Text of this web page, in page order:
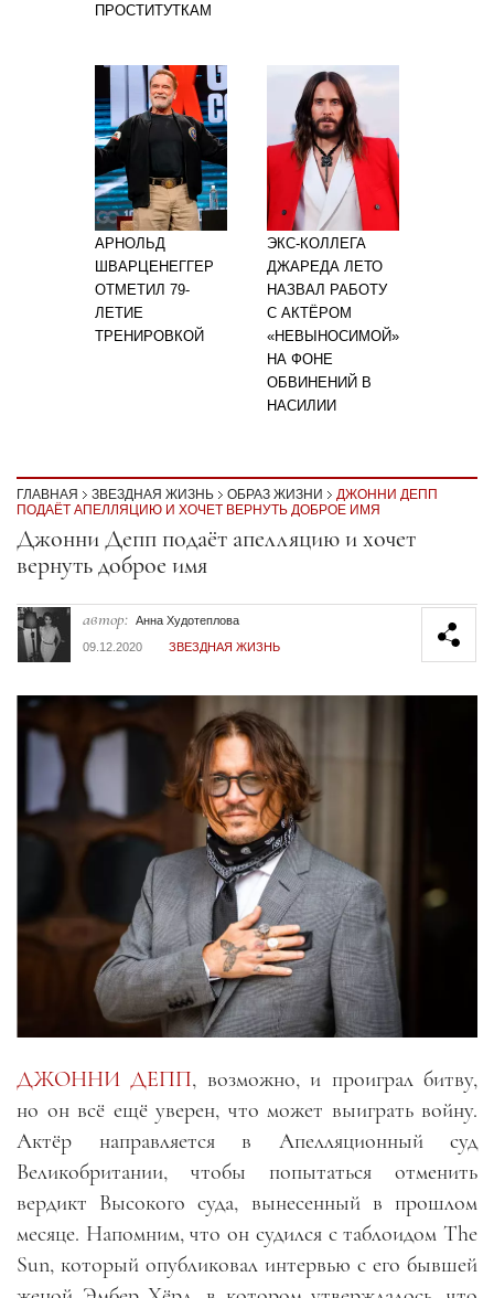
ПРОСТИТУТКАМ
АРНОЛЬД
ШВАРЦЕНЕГГЕР
ОТМЕТИЛ 79-
ЛЕТИЕ
ТРЕНИРОВКОЙ
ЭКС-КОЛЛЕГА
ДЖАРЕДА ЛЕТО
НАЗВАЛ РАБОТУ
С АКТЁРОМ
«НЕВЫНОСИМОЙ»
НА ФОНЕ
ОБВИНЕНИЙ В
НАСИЛИИ
ГЛАВНАЯ ЗВЕЗДНАЯ ЖИЗНЬ ОБРАЗ ЖИЗНИ
ДЖОННИ ДЕПП
ПОДАЁТ АПЕЛЛЯЦИЮ И ХОЧЕТ ВЕРНУТЬ ДОБРОЕ ИМЯ
Секция статей
Джонни Депп подаёт апелляцию и хочет
вернуть доброе имя
автор: Анна Худотеплова
09.12.2020
ЗВЕЗДНАЯ ЖИЗНЬ
ДЖОННИ ДЕПП, возможно, и проиграл битву,
но он всё ещё уверен, что может выиграть войну.
Актёр направляется в Апелляционный суд
Великобритании, чтобы попытаться отменить
вердикт Высокого суда, вынесенный в прошлом
месяце. Напомним, что он судился с таблоидом The
Sun, который опубликовал интервью с его бывшей